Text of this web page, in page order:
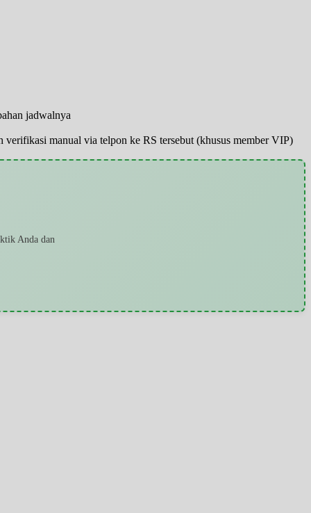
jadwalnya
verifikasi manual via telpon ke RS tersebut (khusus member VIP)
Anda dan